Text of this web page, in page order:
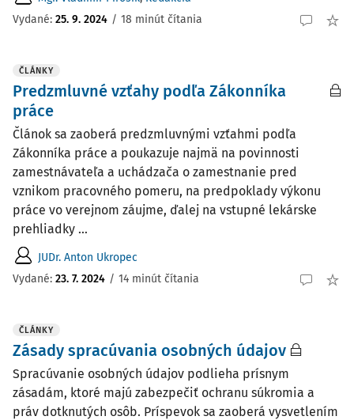
Vydané: 25. 9. 2024 / 18 minút čítania
ČLÁNKY
Predzmluvné vzťahy podľa Zákonníka
práce
Článok sa zaoberá predzmluvnými vzťahmi podľa
Zákonníka práce a poukazuje najmä na povinnosti
zamestnávateľa a uchádzača o zamestnanie pred
vznikom pracovného pomeru, na predpoklady výkonu
práce vo verejnom záujme, ďalej na vstupné lekárske
prehliadky ...
JUDr. Anton Ukropec
Vydané: 23. 7. 2024 / 14 minút čítania
ČLÁNKY
Zásady spracúvania osobných údajov
Spracúvanie osobných údajov podlieha prísnym
zásadám, ktoré majú zabezpečiť ochranu súkromia a
práv dotknutých osôb. Príspevok sa zaoberá vysvetlením